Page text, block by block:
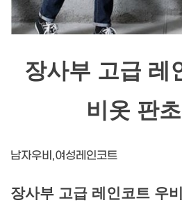
장사부 고급 레
비옷 판
남자우비,여성레인코트
장사부 고급 레인코트 우